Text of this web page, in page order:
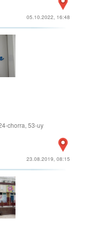
05.10.2022, 16:48
chorra, 53-uy
23.08.2019, 08:15